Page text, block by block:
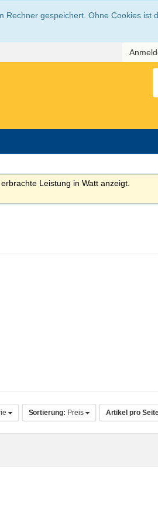
Rechner gespeichert. Ohne Cookies ist
Leistung in Watt anzeigt.
Sortierung: Preis Artikel pro